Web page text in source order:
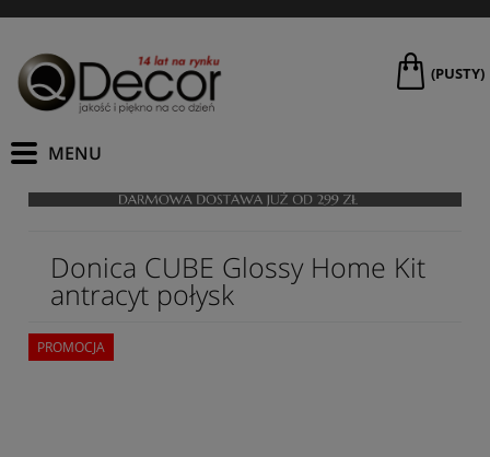
(PUSTY)
Donica CUBE Glossy Home Kit
antracyt połysk
PROMOCJA